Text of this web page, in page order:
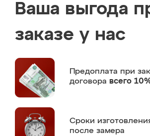
Ваша выгода
заказе у нас
Предоплата при
договора всего
Сроки
после замера